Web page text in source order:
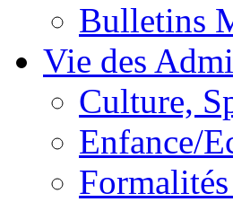
Bulletins
Vie des
Culture,
Enfance/